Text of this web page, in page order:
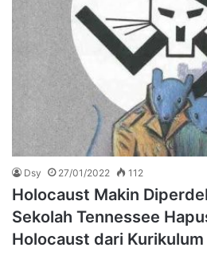
Dsy 27/01/2022 112
Holocaust Makin
Sekolah Tennessee
Holocaust dari Kurikulum